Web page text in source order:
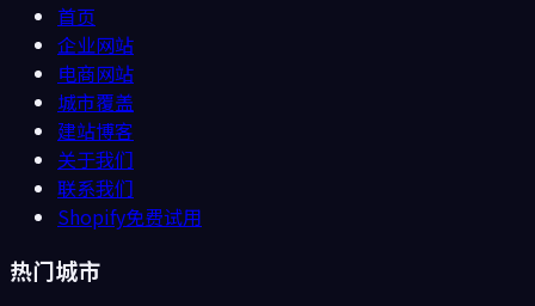
首页
企业网站
电商网站
城市覆盖
建站博客
关于我们
联系我们
Shopify免费试用
热门城市